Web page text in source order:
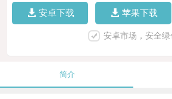
安卓下载 苹果下载
安卓市场，安全绿
简介